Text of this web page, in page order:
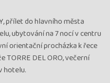
přílet do hlavního města
ubytování na 7 nocí v centru
orientační procházka k řece
TORRE DEL ORO, večerní
hotelu.